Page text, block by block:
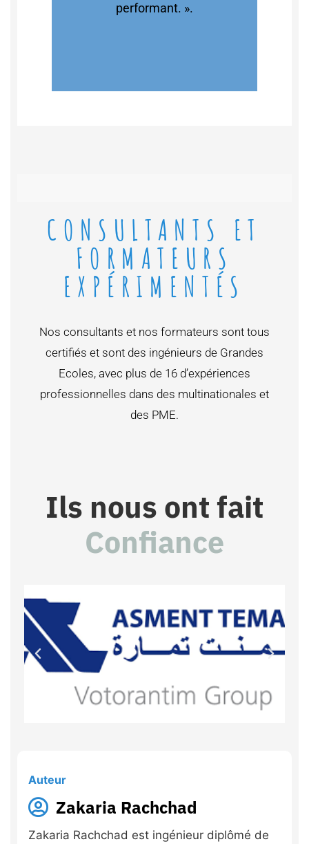
performant. ».
CONSULTANTS ET
FORMATEURS
EXPÉRIMENTÉS
Nos consultants et nos formateurs sont tous
certifiés et sont des ingénieurs de Grandes
Ecoles, avec plus de 16 d’expériences
professionnelles dans des multinationales et
des PME.
Ils nous ont fait
Confiance
Auteur
Zakaria Rachchad
Zakaria Rachchad est ingénieur diplômé de